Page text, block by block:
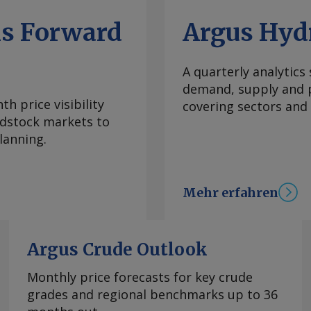
und soll laut
fallen. Damit
für
Reeder erklärte,
Karlsruhe fünf
Schiffe, die
fahren
auf
kaum noch
Tagen
eintreten
Forward
price visibility
markets to
Argus
A quarterly analytics
demand, supply
covering sectors
Mehr erfahren
Argus Crude Outlook
Monthly price forecasts for key crude
grades and regional benchmarks up to 36